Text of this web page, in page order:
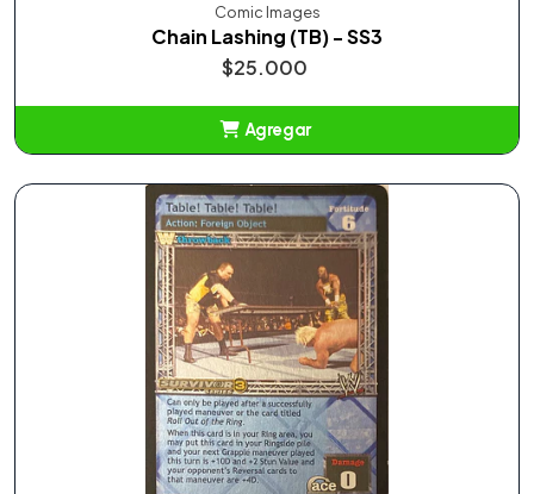
Comic Images
Chain Lashing (TB) - SS3
$25.000
Agregar